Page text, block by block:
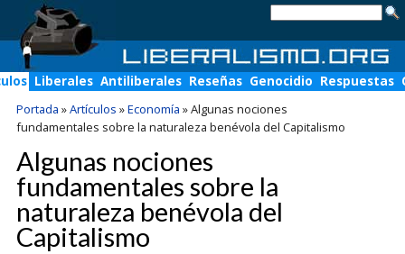
Liberales Antiliberales Reseñas Genocidio Respuestas
Portada »Artículos »Economía »Algunas nociones
fundamentales sobre la naturaleza benévola del Capitalismo
Algunas nociones
fundamentales sobre la
naturaleza benévola del
Capitalismo